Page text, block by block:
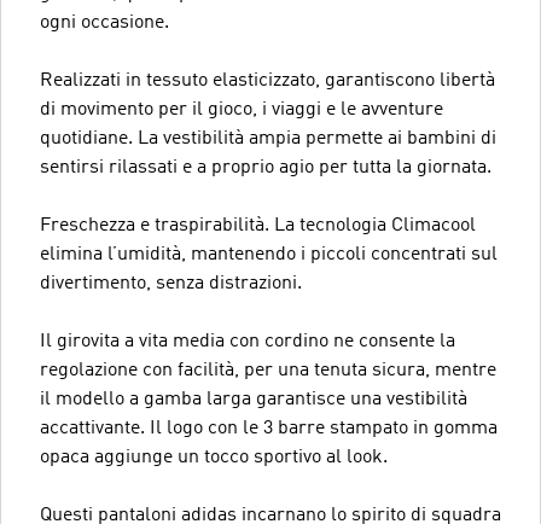
ogni occasione.
Realizzati in tessuto elasticizzato, garantiscono libertà
di movimento per il gioco, i viaggi e le avventure
quotidiane. La vestibilità ampia permette ai bambini di
sentirsi rilassati e a proprio agio per tutta la giornata.
Freschezza e traspirabilità. La tecnologia Climacool
elimina l’umidità, mantenendo i piccoli concentrati sul
divertimento, senza distrazioni.
Il girovita a vita media con cordino ne consente la
regolazione con facilità, per una tenuta sicura, mentre
il modello a gamba larga garantisce una vestibilità
accattivante. Il logo con le 3 barre stampato in gomma
opaca aggiunge un tocco sportivo al look.
Questi pantaloni adidas incarnano lo spirito di squadra